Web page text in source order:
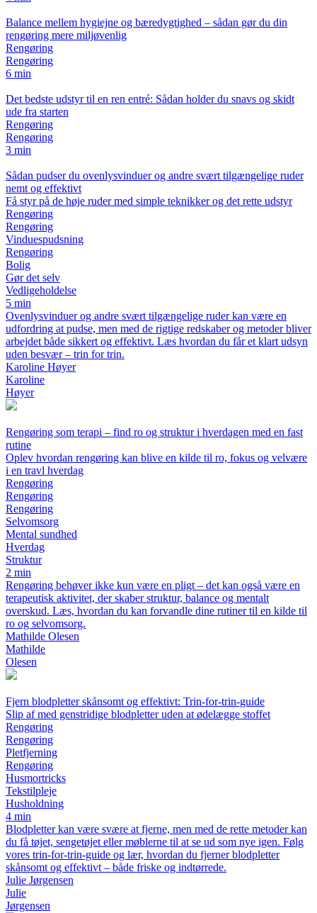
Balance mellem hygiejne og bæredygtighed – sådan gør du din
rengøring mere miljøvenlig
Rengøring
Rengøring
6 min
Det bedste udstyr til en ren entré: Sådan holder du snavs og skidt
ude fra starten
Rengøring
Rengøring
3 min
Sådan pudser du ovenlysvinduer og andre svært tilgængelige ruder
nemt og effektivt
Få styr på de høje ruder med simple teknikker og det rette udstyr
Rengøring
Rengøring
Vinduespudsning
Rengøring
Bolig
Gør det selv
Vedligeholdelse
5 min
Ovenlysvinduer og andre svært tilgængelige ruder kan være en
udfordring at pudse, men med de rigtige redskaber og metoder bliver
arbejdet både sikkert og effektivt. Læs hvordan du får et klart udsyn
uden besvær – trin for trin.
Karoline Høyer
Karoline
Høyer
Rengøring som terapi – find ro og struktur i hverdagen med en fast
rutine
Oplev hvordan rengøring kan blive en kilde til ro, fokus og velvære
i en travl hverdag
Rengøring
Rengøring
Rengøring
Selvomsorg
Mental sundhed
Hverdag
Struktur
2 min
Rengøring behøver ikke kun være en pligt – det kan også være en
terapeutisk aktivitet, der skaber struktur, balance og mentalt
overskud. Læs, hvordan du kan forvandle dine rutiner til en kilde til
ro og selvomsorg.
Mathilde Olesen
Mathilde
Olesen
Fjern blodpletter skånsomt og effektivt: Trin-for-trin-guide
Slip af med genstridige blodpletter uden at ødelægge stoffet
Rengøring
Rengøring
Pletfjerning
Rengøring
Husmortricks
Tekstilpleje
Husholdning
4 min
Blodpletter kan være svære at fjerne, men med de rette metoder kan
du få tøjet, sengetøjet eller møblerne til at se ud som nye igen. Følg
vores trin-for-trin-guide og lær, hvordan du fjerner blodpletter
skånsomt og effektivt – både friske og indtørrede.
Julie Jørgensen
Julie
Jørgensen